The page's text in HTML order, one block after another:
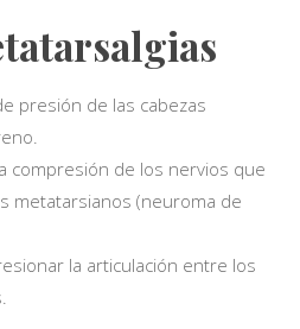
presión de las cabezas
compresión de los nervios que
metatarsianos (neuroma de
la articulación entre los